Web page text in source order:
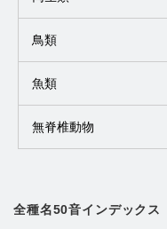
鳥類
魚類
無脊椎動物
全種名50音インデックス